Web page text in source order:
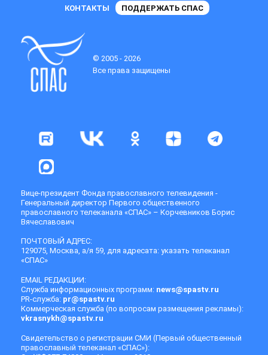
КОНТАКТЫ
ПОДДЕРЖАТЬ СПАС
© 2005 - 2026
Все права защищены
Вице-президент Фонда православного телевидения -
Генеральный директор Первого общественного
православного телеканала «СПАС» – Корчевников Борис
Вячеславович
ПОЧТОВЫЙ АДРЕС:
129075, Москва, а/я 59, для адресата: указать телеканал
«СПАС»
EMAIL РЕДАКЦИИ:
Служба информационных программ: news@spastv.ru
PR-служба: pr@spastv.ru
Коммерческая служба (по вопросам размещения рекламы):
vkrasnykh@spastv.ru
Свидетельство о регистрации СМИ (Первый общественный
православный телеканал «СПАС»):